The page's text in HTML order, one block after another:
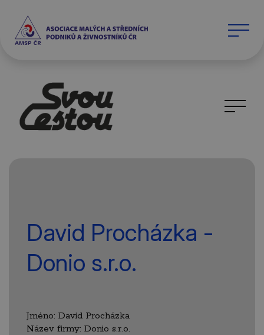
David Procházka -
Donio s.r.o.
Jméno: David Procházka
Název firmy: Donio s.r.o.